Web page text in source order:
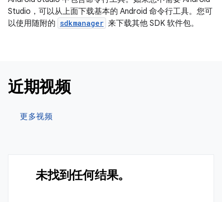
Studio，可以从上面下载基本的 Android 命令行工具。您可
以使用随附的 sdkmanager 来下载其他 SDK 软件包。
近期视频
更多视频
未找到任何结果。